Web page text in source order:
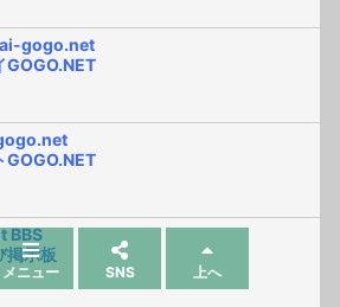
gogo.net
GOGO.NET
GOGO.NET
BBS
掲示板
メニュー SNS 上へ